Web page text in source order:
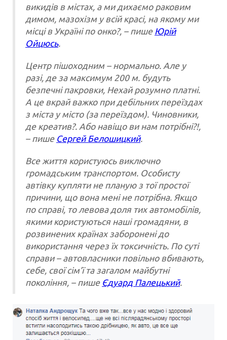
викидів в містах, а ми дихаємо раковим
димом, мазохізм у всій красі, на якому ми
місці в Україні по онко?, – пише Юрій
Ойцюсь.
Центр пішоходним – нормально. Але у
разі, де за максимум 200 м. будуть
безпечні пакровки, Нехай розумно платні.
А це вкрай важко при дебільних переїздах
з міста у місто (за переїздом). Чиновники,
де креатив?. Або навіщо ви нам потрібні?!,
– пише Сергей Белошицкий.
Все життя користуюсь виключно
громадським транспортом. Особисту
автівку купляти не планую з тої простої
причини, що вона мені не потрібна. Якщо
по справі, то левова доля тих автомобілів,
якими користуються наші громадяни, в
розвинених країнах заборонені до
використання через їх токсичність. По суті
справи – автовласники повільно вбивають,
себе, свої сім’ї та загалом майбутні
покоління, – пише Єдуард Палецький.